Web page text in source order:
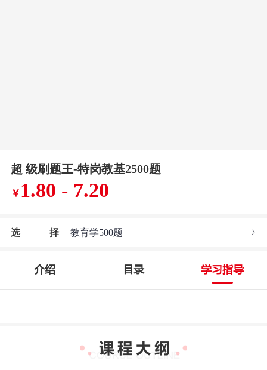
超 级刷题王-特岗教基2500题
￥1.80 - 7.20
选 择 教育学500题
介绍 目录 学习指导